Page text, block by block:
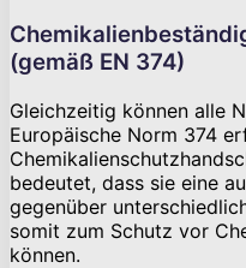
(gemäß EN 374)
Gleichzeitig können alle
Europäische Norm 374
bedeutet, dass sie eine
gegenüber
somit zum Schutz vor
können.